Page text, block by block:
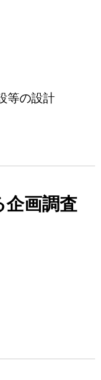
等の設計
企画調査